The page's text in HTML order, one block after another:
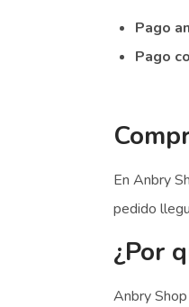
Pago
Pago
En Anbry
pedido
¿Por
Anbry